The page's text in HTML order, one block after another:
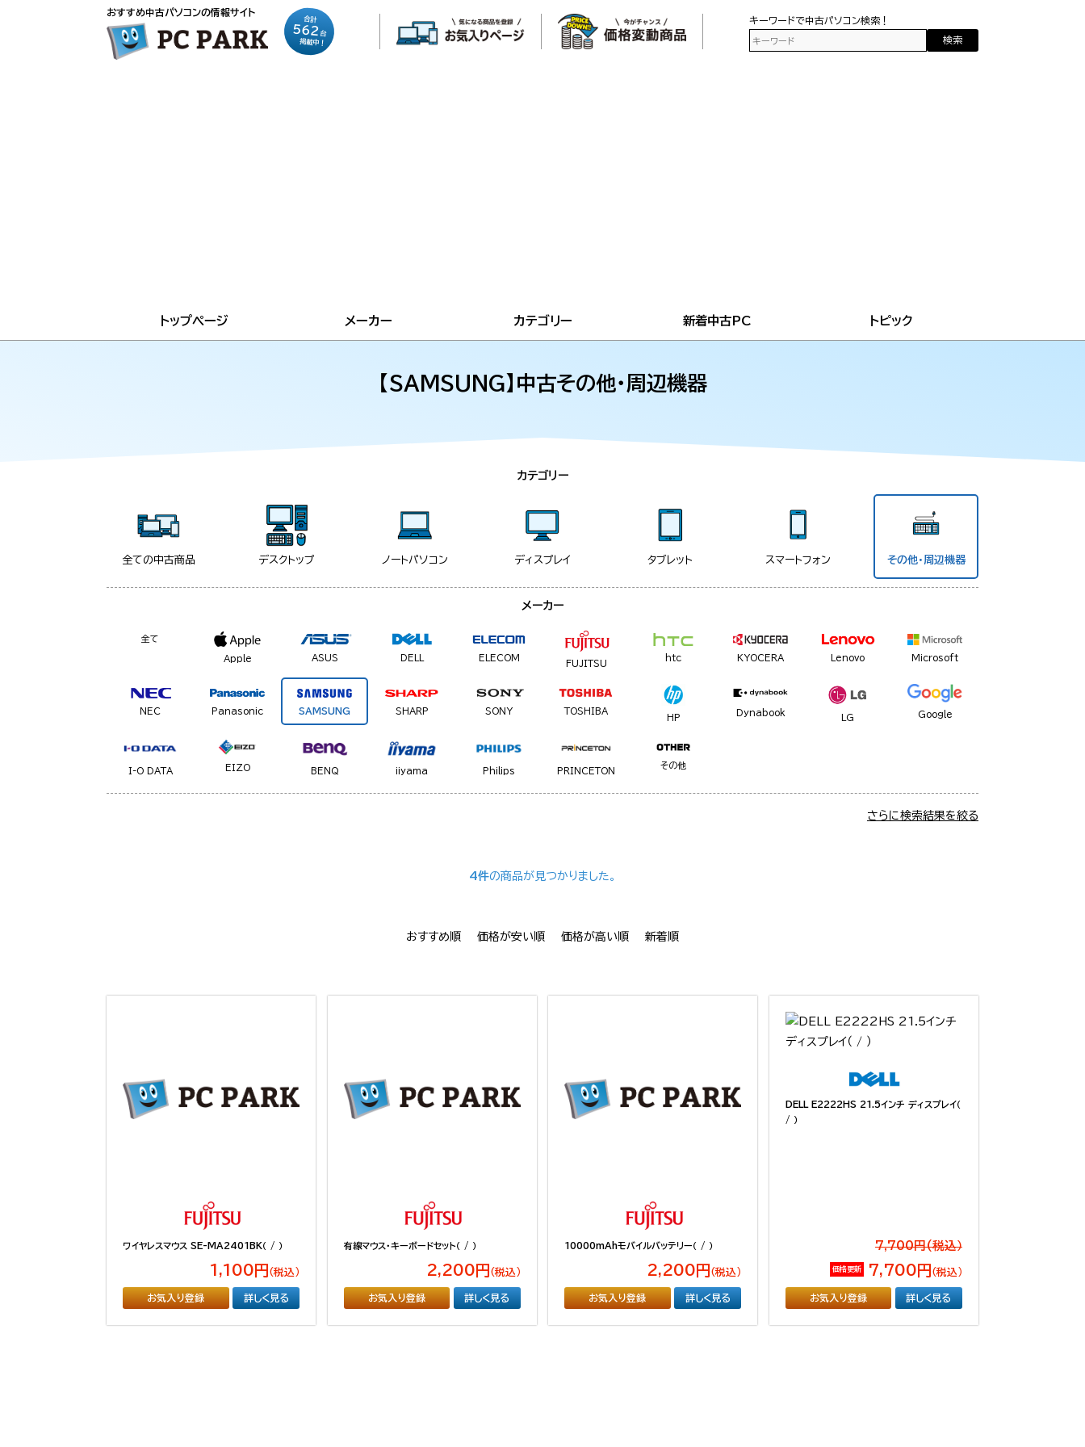
おすすめ中古パソコンの情報サイト
合計
562台
掲載中！
キーワードで中古パソコン検索！
検索
トップページ メーカー カテゴリー 新着中古PC トピック
【SAMSUNG】中古その他・周辺機器
カテゴリー
全ての中古商品 デスクトップ ノートパソコン ディスプレイ タブレット スマートフォン その他・周辺機器
メーカー
全て
Apple ASUS DELL ELECOM
FUJITSU
htc KYOCERA Lenovo Microsoft
NEC Panasonic SAMSUNG SHARP SONY TOSHIBA
HP
Dynabook
LG Google
I-O DATA EIZO BENQ iiyama Philips PRINCETON
その他
さらに検索結果を絞る
4件の商品が見つかりました。
おすすめ順 価格が安い順 価格が高い順 新着順
ワイヤレスマウス SE-MA2401BK（ / ）
1,100円 （税込）
お気入り登録 詳しく見る
有線マウス・キーボードセット（ / ）
2,200円 （税込）
お気入り登録 詳しく見る
10000mAhモバイルバッテリー（ / ）
2,200円 （税込）
お気入り登録 詳しく見る
DELL E2222HS 21.5インチ ディスプレイ（
/ ）
7,700円(税込）
価格更新 7,700円 （税込）
お気入り登録 詳しく見る